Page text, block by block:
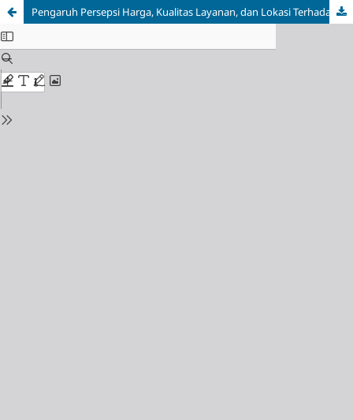
Pengaruh Persepsi Harga, Kualitas Layanan, dan Lokasi Terhadap Minat Pembelian Ulang Melalui Keputusan Konsumen Menggunakan Jasa Layanan Pengiriman Muatan Kontainer Berpendingin padaPT. Rahayu Perdana Trans Kota Ambon